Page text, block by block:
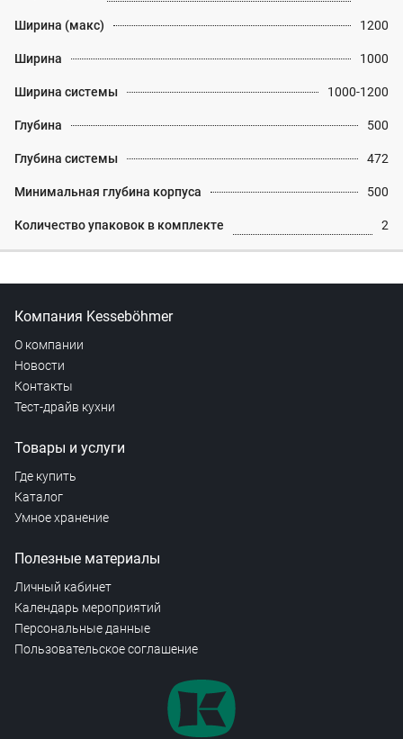
Ширина (макс) 1200
Ширина 1000
Ширина системы 1000-1200
Глубина 500
Глубина системы 472
Минимальная глубина корпуса 500
Количество упаковок в комплекте 2
Компания Kesseböhmer
О компании
Новости
Контакты
Тест-драйв кухни
Товары и услуги
Где купить
Каталог
Умное хранение
Полезные материалы
Личный кабинет
Календарь мероприятий
Персональные данные
Пользовательское соглашение